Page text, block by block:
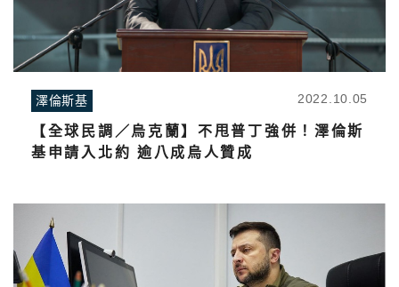
澤倫斯基 2022.10.05
【全球民調／烏克蘭】不甩普丁強併！澤倫斯
基申請入北約 逾八成烏人贊成